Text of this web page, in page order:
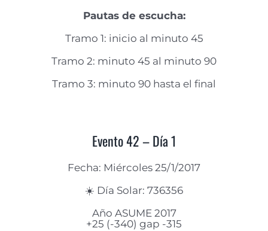
Pautas de escucha:
Tramo 1: inicio al minuto 45
Tramo 2: minuto 45 al minuto 90
Tramo 3: minuto 90 hasta el final
Evento 42 – Día 1
Fecha: Miércoles 25/1/2017
☀️ Día Solar: 736356
Año ASUME 2017
+25 (-340) gap -315